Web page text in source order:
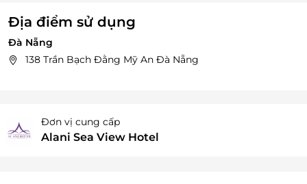
Địa điểm sử dụng
Đà Nẵng
138 Trần Bạch Đằng Mỹ An Đà Nẵng
Đơn vị cung cấp
Alani Sea View Hotel